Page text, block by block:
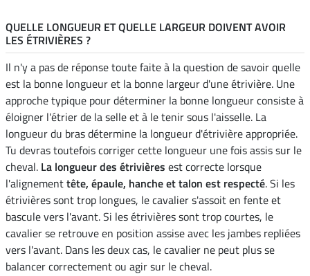
QUELLE LONGUEUR ET QUELLE LARGEUR DOIVENT AVOIR
LES ÉTRIVIÈRES ?
Il n'y a pas de réponse toute faite à la question de savoir quelle
est la bonne longueur et la bonne largeur d'une étrivière. Une
approche typique pour déterminer la bonne longueur consiste à
éloigner l'étrier de la selle et à le tenir sous l'aisselle. La
longueur du bras détermine la longueur d'étrivière appropriée.
Tu devras toutefois corriger cette longueur une fois assis sur le
cheval. La longueur des étrivières est correcte lorsque
l'alignementtête, épaule, hanche et talon est respecté. Si les
étrivières sont trop longues, le cavalier s'assoit en fente et
bascule vers l'avant. Si les étrivières sont trop courtes, le
cavalier se retrouve en position assise avec les jambes repliées
vers l'avant. Dans les deux cas, le cavalier ne peut plus se
balancer correctement ou agir sur le cheval.